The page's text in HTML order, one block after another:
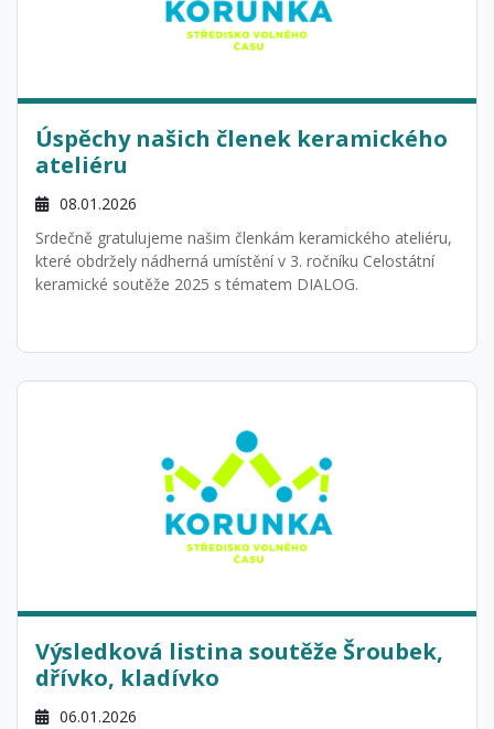
Úspěchy našich členek keramického
ateliéru
08.01.2026
Srdečně gratulujeme našim členkám keramického ateliéru,
které obdržely nádherná umístění v 3. ročníku Celostátní
keramické soutěže 2025 s tématem DIALOG.
Výsledková listina soutěže Šroubek,
dřívko, kladívko
06.01.2026